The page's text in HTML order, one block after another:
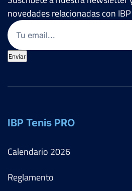
novedades relacionadas con IBP
Email
Enviar
IBP Tenis PRO
Calendario 2026
Reglamento